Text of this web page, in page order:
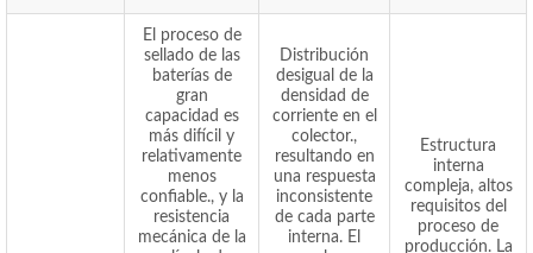
El proceso de
sellado de las
baterías de
gran
capacidad es
más difícil y
relativamente
menos
confiable., y la
resistencia
mecánica de la
Distribución
desigual de la
densidad de
corriente en el
colector.,
resultando en
una respuesta
inconsistente
de cada parte
interna. El
Estructura
interna
compleja, altos
requisitos del
proceso de
producción. La